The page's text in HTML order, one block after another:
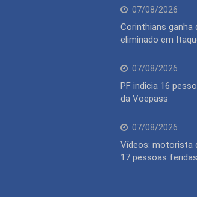
07/08/2026
Corinthians ganha
eliminado em
07/08/2026
PF indicia 16
da Voepass
07/08/2026
Vídeos: motorista
17 pessoas